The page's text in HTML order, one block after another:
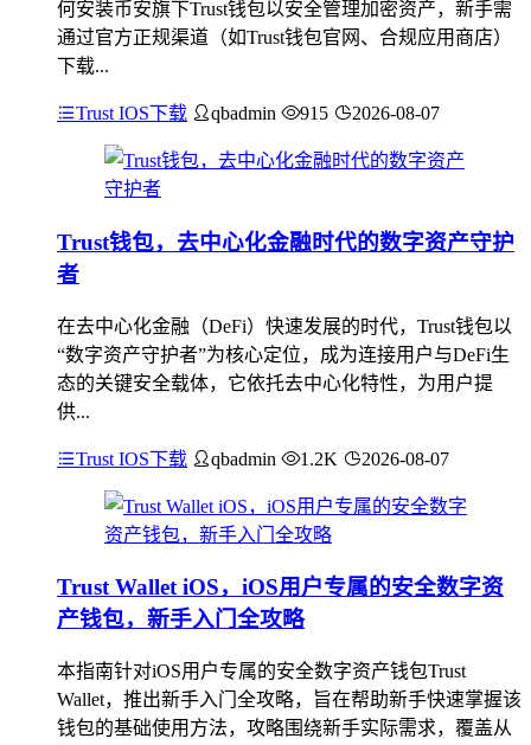
何安装币安旗下Trust钱包以安全管理加密资产，新手需
通过官方正规渠道（如Trust钱包官网、合规应用商店）
下载...
Trust IOS下载 qbadmin 915 2026-08-07
Trust钱包，去中心化金融时代的数字资产守护
者
在去中心化金融（DeFi）快速发展的时代，Trust钱包以
“数字资产守护者”为核心定位，成为连接用户与DeFi生
态的关键安全载体，它依托去中心化特性，为用户提
供...
Trust IOS下载 qbadmin 1.2K 2026-08-07
Trust Wallet iOS，iOS用户专属的安全数字资
产钱包，新手入门全攻略
本指南针对iOS用户专属的安全数字资产钱包Trust
Wallet，推出新手入门全攻略，旨在帮助新手快速掌握该
钱包的基础使用方法，攻略围绕新手实际需求，覆盖从